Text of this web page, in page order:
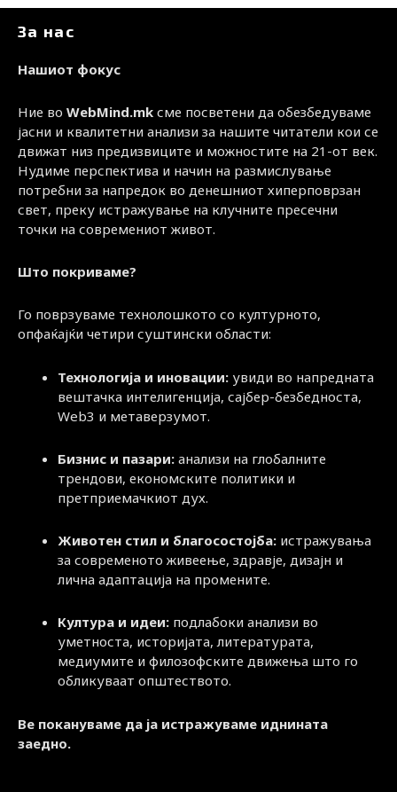
За нас
Нашиот фокус
Ние во WebMind.mk сме посветени да обезбедуваме
јасни и квалитетни анализи за нашите читатели кои се
движат низ предизвиците и можностите на 21-от век.
Нудиме перспектива и начин на размислување
потребни за напредок во денешниот хиперповрзан
свет, преку истражување на клучните пресечни
точки на современиот живот.
Што покриваме?
Го поврзуваме технолошкото со културното,
опфаќајќи четири суштински области:
Технологија и иновации: увиди во напредната
вештачка интелигенција, сајбер-безбедноста,
Web3 и метаверзумот.
Бизнис и пазари: анализи на глобалните
трендови, економските политики и
претприемачкиот дух.
Животен стил и благосостојба: истражувања
за современото живеење, здравје, дизајн и
лична адаптација на промените.
Култура и идеи: подлабоки анализи во
уметноста, историјата, литературата,
медиумите и филозофските движења што го
обликуваат општеството.
Ве покануваме да ја истражуваме иднината
заедно.